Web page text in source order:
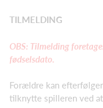
TILMELDING
OBS: Tilmelding
fødselsdato.
Forældre kan
tilknytte spilleren ved